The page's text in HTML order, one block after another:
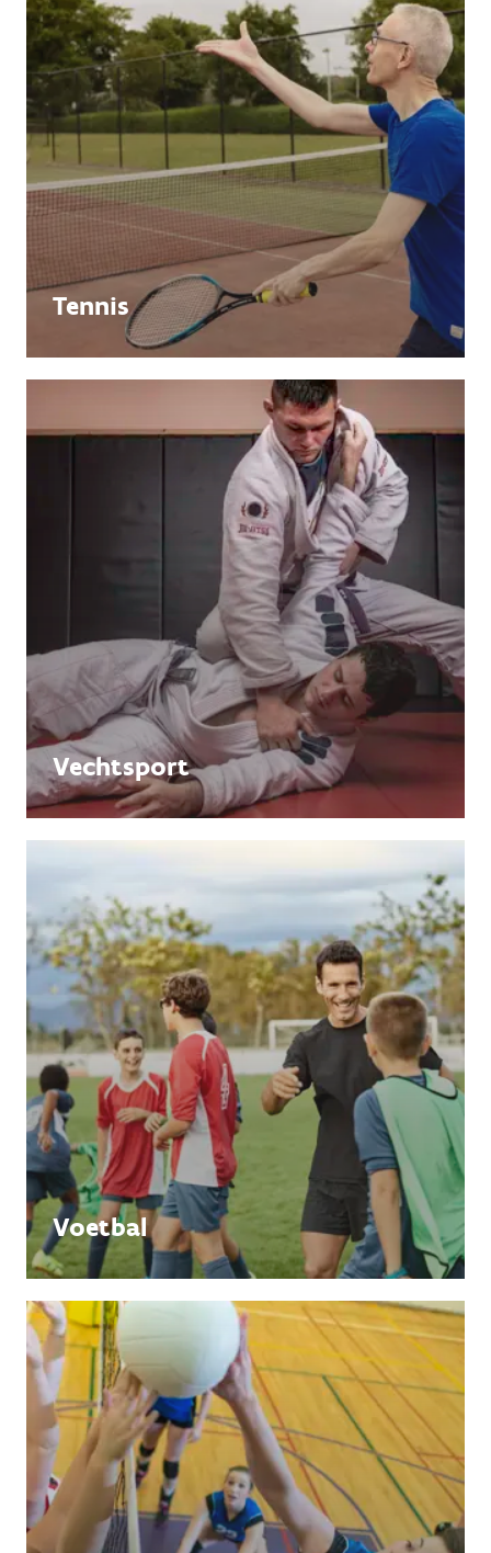
Tennis
Vechtsport
Voetbal